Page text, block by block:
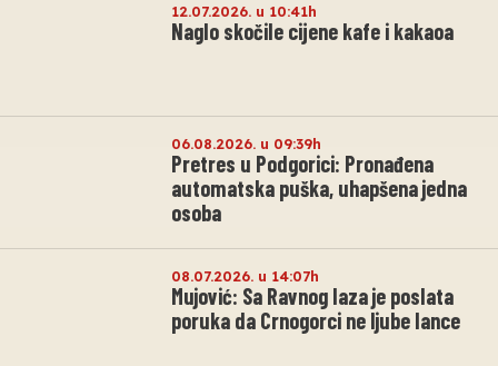
12.07.2026. u 10:41h
Naglo skočile cijene kafe i kakaoa
06.08.2026. u 09:39h
Pretres u Podgorici: Pronađena
automatska puška, uhapšena jedna
osoba
08.07.2026. u 14:07h
Mujović: Sa Ravnog laza je poslata
poruka da Crnogorci ne ljube lance